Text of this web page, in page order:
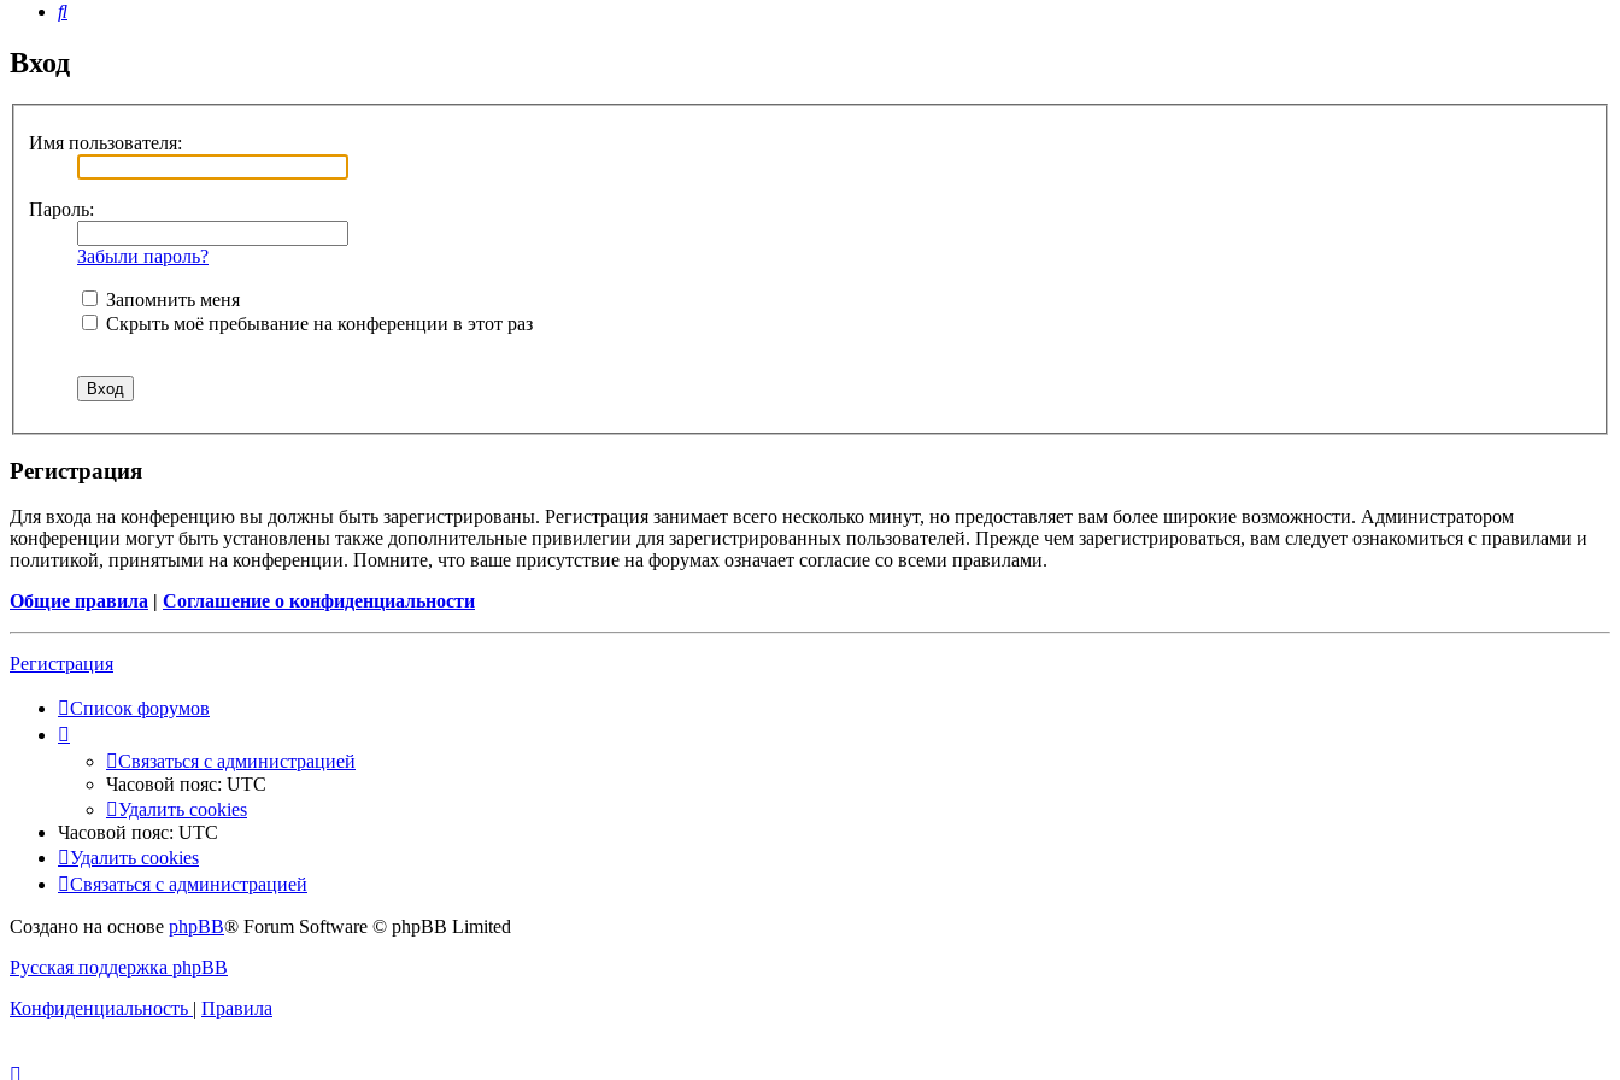
Поиск
Вход
Имя пользователя:
Пароль:
Забыли пароль?
Запомнить меня
Скрыть моё пребывание на конференции в этот раз
Регистрация
Для входа на конференцию вы должны быть зарегистрированы. Регистрация занимает всего несколько минут, но предоставляет вам более широкие возможности. Администратором
конференции могут быть установлены также дополнительные привилегии для зарегистрированных пользователей. Прежде чем зарегистрироваться, вам следует ознакомиться с правилами и
политикой, принятыми на конференции. Помните, что ваше присутствие на форумах означает согласие со всеми правилами.
Общие правила | Соглашение о конфиденциальности
Регистрация
Список форумов
Связаться с администрацией
Часовой пояс: UTC
Удалить cookies
Часовой пояс: UTC
Удалить cookies
Связаться с администрацией
Создано на основе phpBB® Forum Software © phpBB Limited
Русская поддержка phpBB
Конфиденциальность | Правила